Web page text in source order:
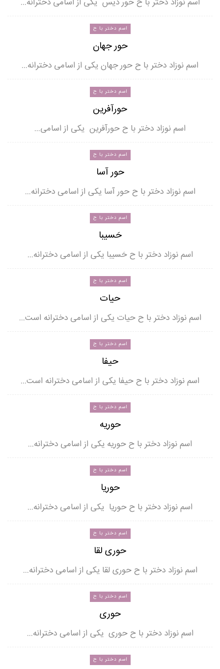
اسم دختر با ح
حور جهان
اسم نوزاد دختر با ح حور جهان یکی از اسامی دخترانه…
اسم دختر با ح
حورآفرین
اسم نوزاد دختر با ح حورآفرین یکی از اسامی…
اسم دختر با ح
حور آسا
اسم نوزاد دختر با ح حور آسا یکی از اسامی دخترانه…
اسم دختر با ح
حَسیبا
اسم نوزاد دختر با ح حَسیبا یکی از اسامی دخترانه…
اسم دختر با ح
حیات
اسم نوزاد دختر با ح حیات یکی از اسامی دخترانه است…
اسم دختر با ح
حیفا
اسم نوزاد دختر با ح حیفا یکی از اسامی دخترانه است…
اسم دختر با ح
حوریه
اسم نوزاد دختر با ح حوریه یکی از اسامی دخترانه…
اسم دختر با ح
حوریا
اسم نوزاد دختر با ح حوریا یکی از اسامی دخترانه…
اسم دختر با ح
حوری لقا
اسم نوزاد دختر با ح حوری لقا یکی از اسامی دخترانه…
اسم دختر با ح
حوری
اسم نوزاد دختر با ح حوری یکی از اسامی دخترانه…
اسم دختر با ح